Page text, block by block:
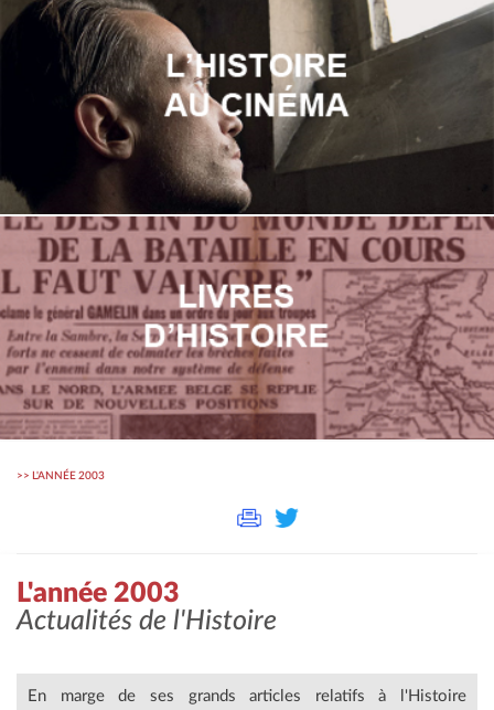
>> L'ANNÉE 2003
L'année 2003
Actualités de l'Histoire
En marge de ses grands articles relatifs à l'Histoire